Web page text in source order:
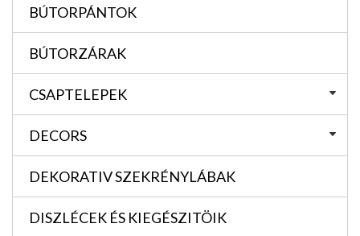
BÚTORPÁNTOK
BÚTORZÁRAK
CSAPTELEPEK
DECORS
DEKORATIV SZEKRÉNYLÁBAK
DISZLÉCEK ÉS KIEGÉSZITÖIK